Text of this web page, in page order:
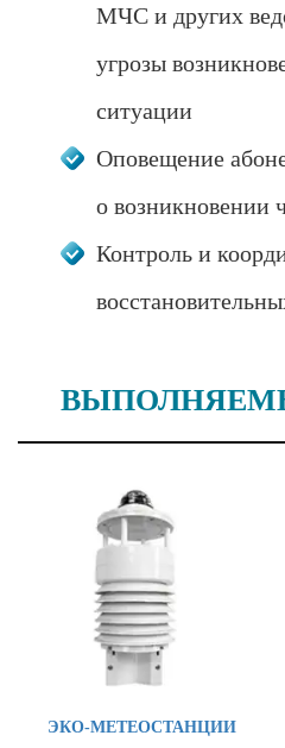
МЧС и других
угрозы
ситуации
Оповещение
о возникновении
Контроль и
ЭКО-МЕТЕОСТАНЦИИ